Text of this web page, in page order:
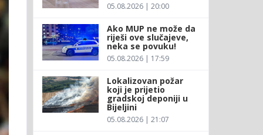
05.08.2026 | 20:00
Ako MUP ne može da
riješi ove slučajeve,
neka se povuku!
05.08.2026 | 17:59
Lokalizovan požar
koji je prijetio
gradskoj deponiji u
Bijeljini
05.08.2026 | 21:07